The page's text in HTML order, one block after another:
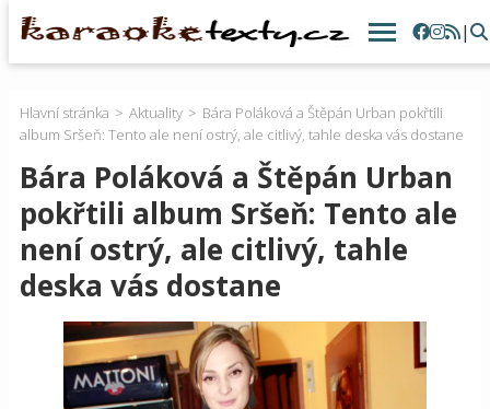
|
Hlavní stránka Aktuality
Bára Poláková a Štěpán Urban pokřtili
album Sršeň: Tento ale není ostrý, ale citlivý, tahle deska vás dostane
Bára Poláková a Štěpán Urban
pokřtili album Sršeň: Tento ale
není ostrý, ale citlivý, tahle
deska vás dostane